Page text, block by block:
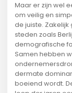
Maar er zijn wel
om veilig en
de juiste.
steden zoals
demografische
Samen hebben
dermate
boeiend wordt.